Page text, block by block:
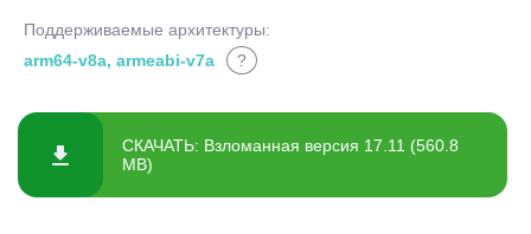
Поддерживаемые архитектуры:
arm64-v8a, armeabi-v7a
?
СКАЧАТЬ: Взломанная версия 17.11 (560.8
MB)